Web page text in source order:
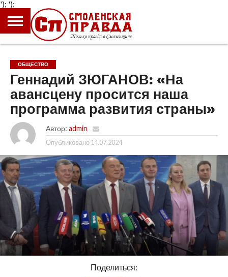
');
ГЛАВНАЯ
НОВОСТИ
ПРОИСШЕСТВИЯ
ПОЛИТИКА
КУЛЬТУРА
ЭКОНОМИКА
ОБЩЕСТВО
БЛОГИ
ОБЩЕСТВО
Геннадий ЗЮГАНОВ: «На
авансцену просится наша
программа развития страны»
Автор: admin
Опубликовано 14.07.2024
Поделиться:
');